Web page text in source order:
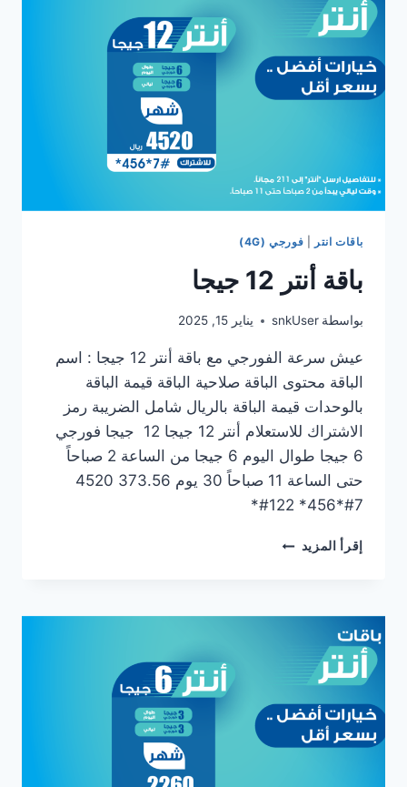
باقات انتر فورجي (4G)
باقة أنتر 12 جيجا
بواسطة snkUser يناير 15, 2025
عيش سرعة الفورجي مع باقة أنتر 12 جيجا : اسم
الباقة محتوى الباقة صلاحية الباقة قيمة الباقة
بالوحدات قيمة الباقة بالريال شامل الضريبة رمز
الاشتراك للاستعلام أنتر 12 جيجا 12 جيجا فورجي
6 جيجا طوال اليوم 6 جيجا من الساعة 2 صباحاً
حتى الساعة 11 صباحاً 30 يوم 373.56 4520
7#*456* 122#*
إقرأ المزيد